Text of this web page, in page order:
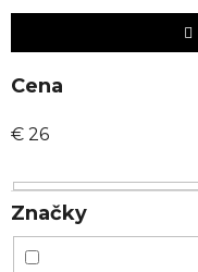
n
i
p
o
d
u
Cena
€ 26
Značky